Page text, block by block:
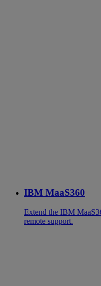
IBM MaaS360
Extend the IBM
remote support.